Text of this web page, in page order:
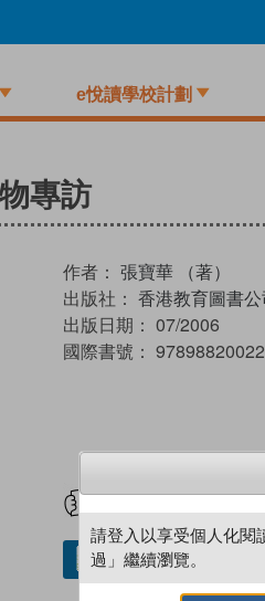
e悅讀學校計劃
專訪
作者： 張寶華 （著）
出版社： 香港教育圖書公
出版日期： 07/2006
國際書號：
借閱實體書
請登入以享受個人化閱
過」繼續瀏覽。